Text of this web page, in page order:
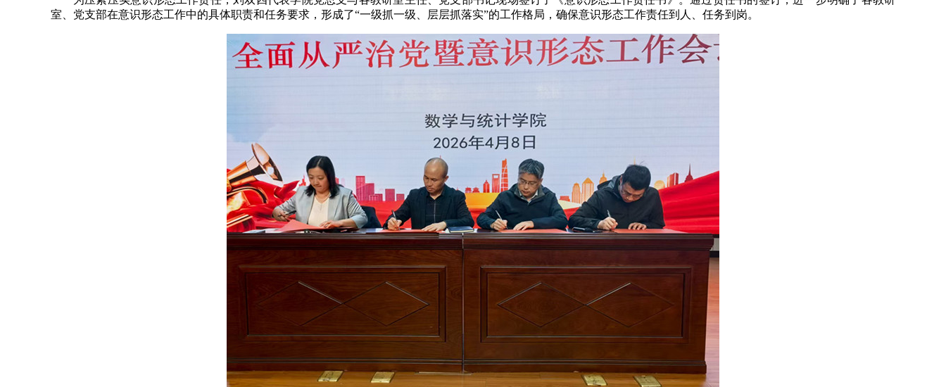
室、党支部在意识形态工作中的具体职责和任务要求，形成了“一级抓一级、层层抓落实”的工作格局，确保意识形态工作责任到人、任务到岗。